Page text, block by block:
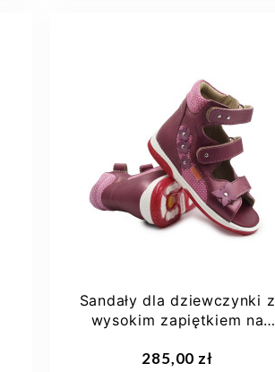
22 23
Sandały dla dziewczynki z
wysokim zapiętkiem na
285,00 zł